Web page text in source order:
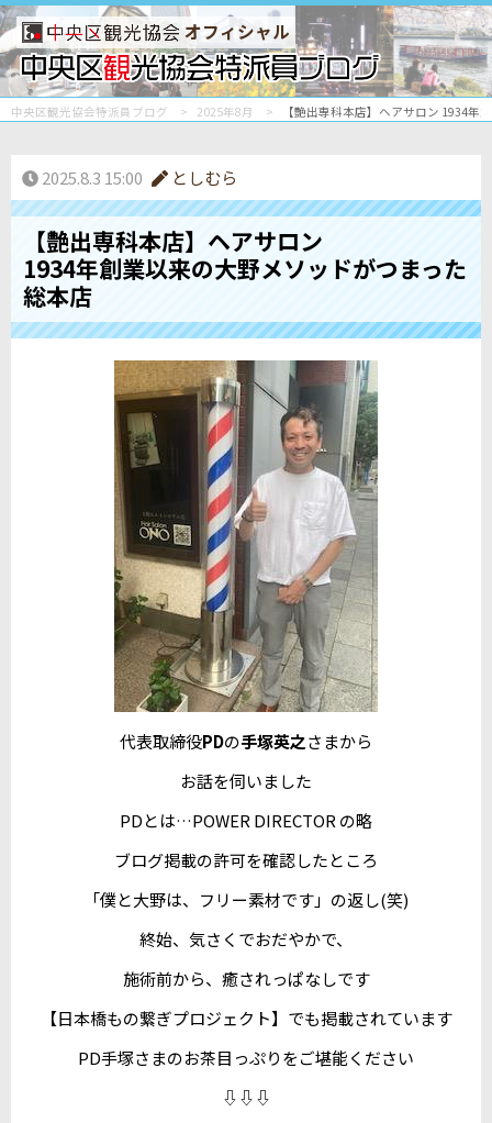
オフィシャル
中央区観光協会特派員ブログ 2025年8月 【艶出専科本店】ヘアサロン 1934年
2025.8.3 15:00 としむら
【艶出専科本店】ヘアサロン
1934年創業以来の大野メソッドがつまった
総本店
代表取締役PDの手塚英之さまから
お話を伺いました
PDとは…POWER DIRECTOR の略
ブログ掲載の許可を確認したところ
「僕と大野は、フリー素材です」の返し(笑)
終始、気さくでおだやかで、
施術前から、癒されっぱなしです
【日本橋もの繋ぎプロジェクト】でも掲載されています
PD手塚さまのお茶目っぷりをご堪能ください
⇩⇩⇩